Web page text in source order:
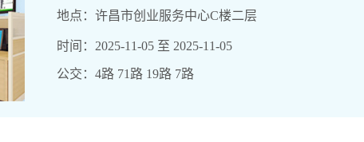
地点：许昌市创业服务中心C楼二层
时间：2025-11-05 至 2025-11-05
公交：4路 71路 19路 7路